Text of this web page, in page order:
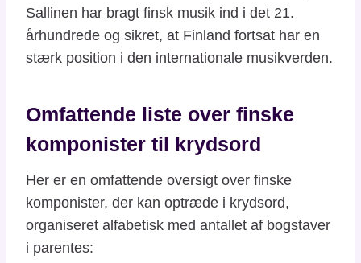
Sallinen har bragt finsk musik ind i det 21.
århundrede og sikret, at Finland fortsat har en
stærk position i den internationale musikverden.
Omfattende liste over finske
komponister til krydsord
Her er en omfattende oversigt over finske
komponister, der kan optræde i krydsord,
organiseret alfabetisk med antallet af bogstaver
i parentes: